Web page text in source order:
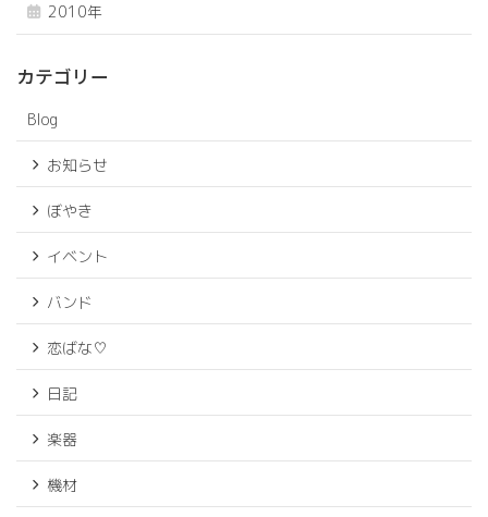
2010年
カテゴリー
Blog
お知らせ
ぼやき
イベント
バンド
恋ばな♡
日記
楽器
機材